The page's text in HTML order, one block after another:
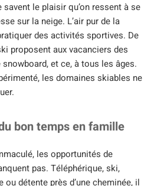
savent le plaisir qu’on ressent à se
sur la neige. L’air pur de la
des activités sportives. De
proposent aux vacanciers des
et ce, à tous les âges.
les domaines skiables ne
bon temps en famille
les opportunités de
pas. Téléphérique, ski,
détente près d’une cheminée, il